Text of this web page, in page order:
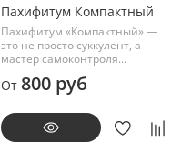
Пахифитум Компактный
Пахифитум «Компактный» —
это не просто суккулент, а
мастер самоконтроля...
От 800 руб